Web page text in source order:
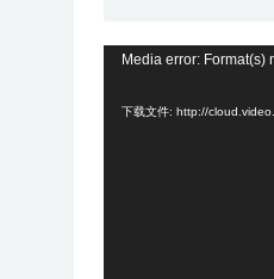
Media error: Format(s)
下载文件: http://